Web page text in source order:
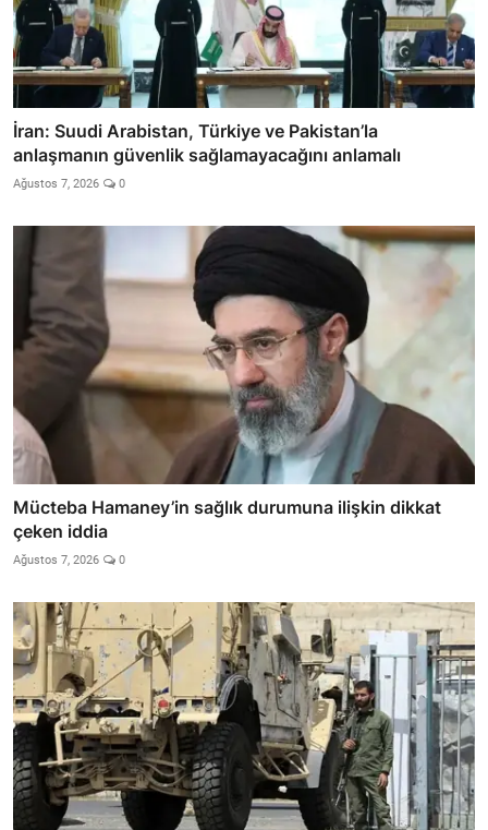
İran: Suudi Arabistan, Türkiye ve Pakistan’la
anlaşmanın güvenlik sağlamayacağını anlamalı
Ağustos 7, 2026 0
Mücteba Hamaney’in sağlık durumuna ilişkin dikkat
çeken iddia
Ağustos 7, 2026 0